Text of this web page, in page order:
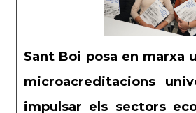
Sant Boi posa en marxa
microacreditacions
impulsar els sectors